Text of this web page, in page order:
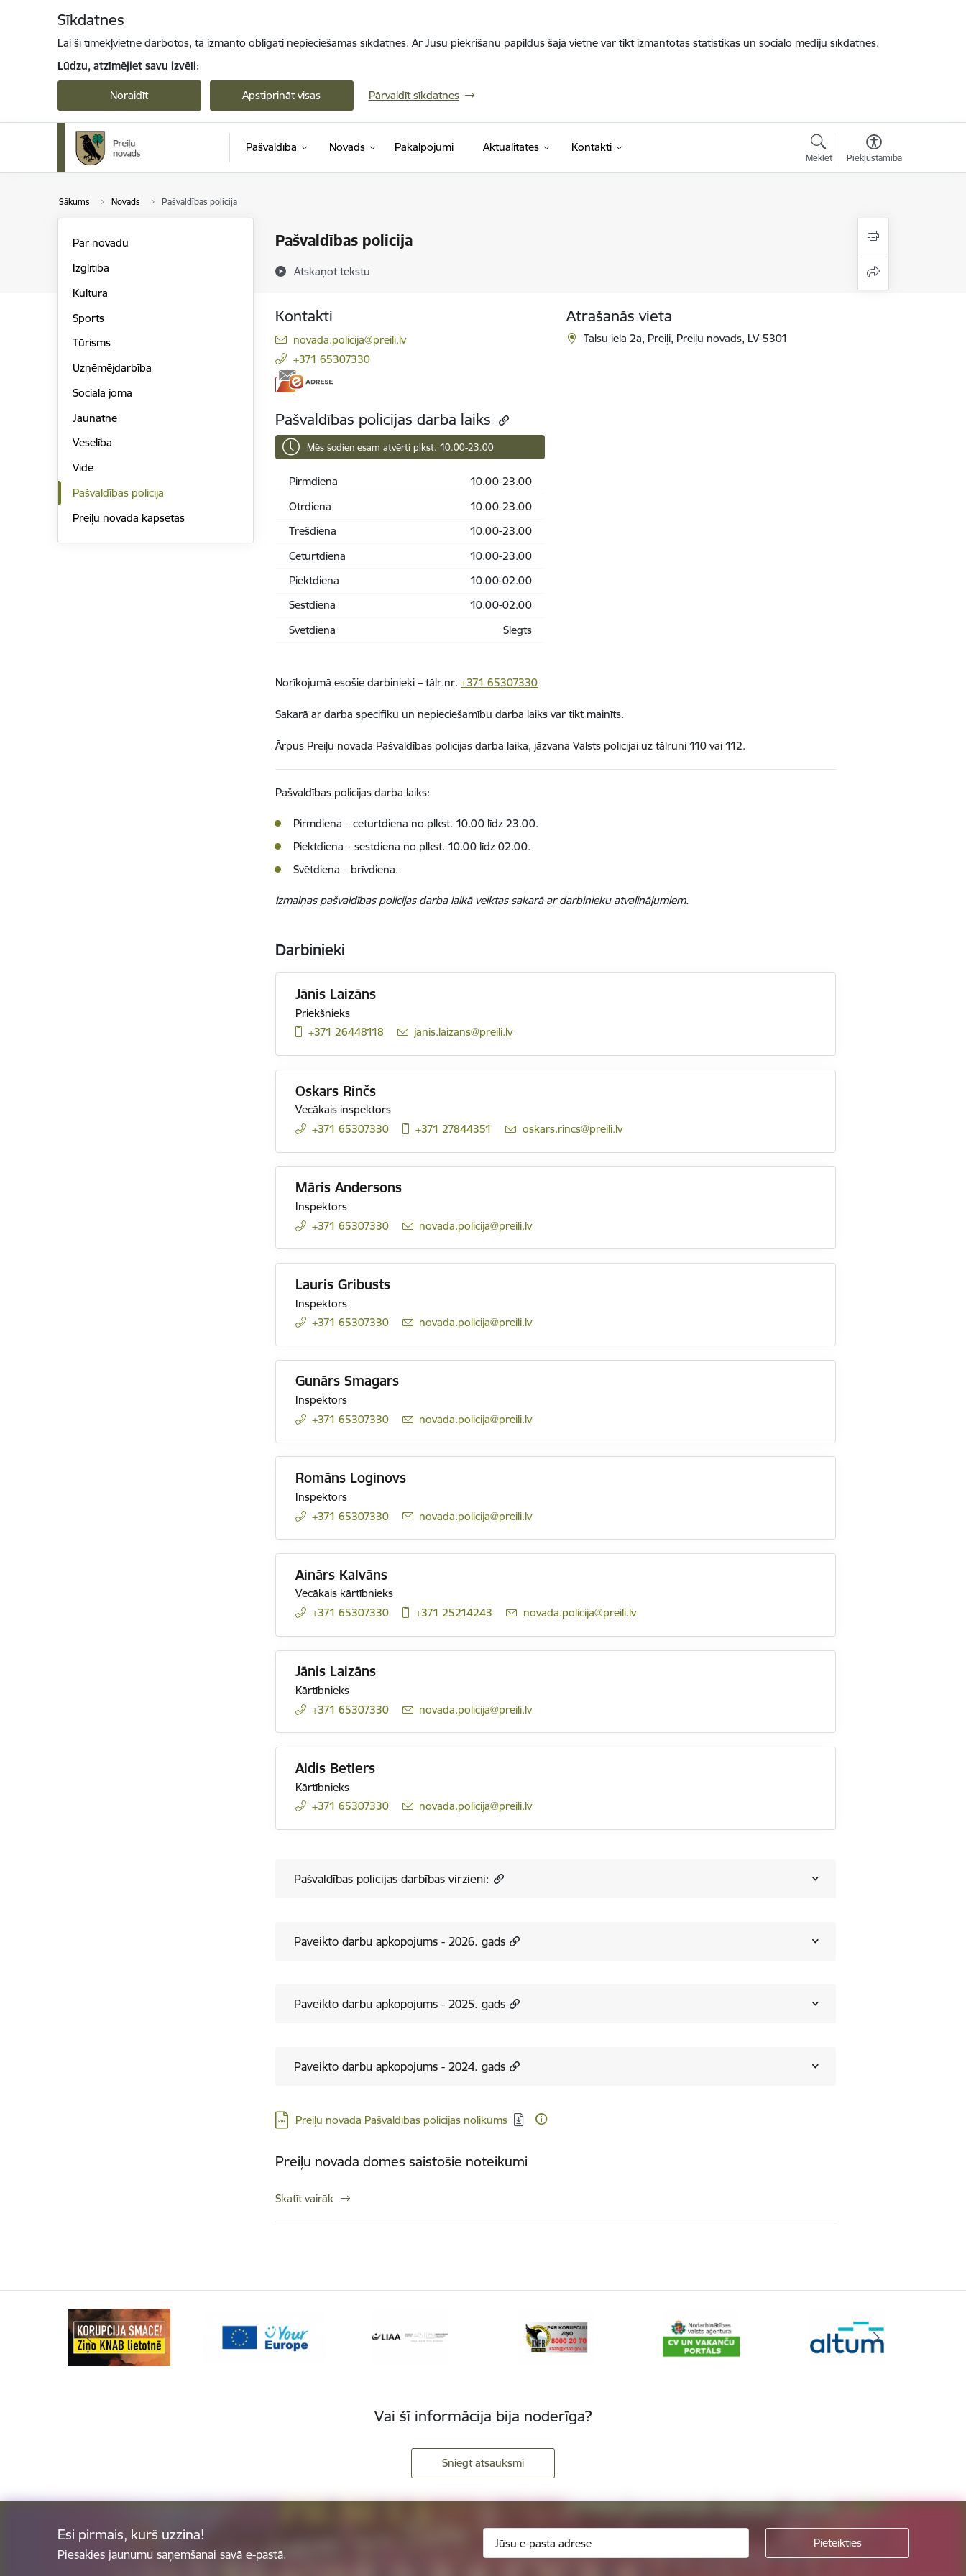
Sīkdatnes
Lai šī tīmekļvietne darbotos, tā izmanto obligāti nepieciešamās sīkdatnes. Ar Jūsu piekrišanu papildus šajā vietnē var tikt izmantotas statistikas un sociālo mediju sīkdatnes.
Lūdzu, atzīmējiet savu izvēli:
Noraidīt Apstiprināt visas Pārvaldīt sīkdatnes
Pašvaldība Novads Pakalpojumi Aktualitātes Kontakti
Meklēt Piekļūstamība
Sākums Novads Pašvaldības policija
Pašvaldības policija
Atskaņot tekstu
Par novadu
Izglītība
Kultūra
Sports
Tūrisms
Uzņēmējdarbība
Sociālā joma
Jaunatne
Veselība
Vide
Pašvaldības policija
Preiļu novada kapsētas
Kontakti
E-pasts:
novada.policija@preili.lv
+371 65307330
Atrašanās vieta
Talsu iela 2a, Preiļi, Preiļu novads, LV-5301
Pašvaldības policijas darba laiks
Mēs šodien esam atvērti plkst. 10.00-23.00
Pirmdiena
10.00-23.00
Otrdiena
10.00-23.00
Trešdiena
10.00-23.00
Ceturtdiena
10.00-23.00
Piektdiena
10.00-02.00
Sestdiena
10.00-02.00
Svētdiena
Slēgts
Norīkojumā esošie darbinieki – tālr.nr.+371 65307330
Sakarā ar darba specifiku un nepieciešamību darba laiks var tikt mainīts.
Ārpus Preiļu novada Pašvaldības policijas darba laika, jāzvana Valsts policijai uz tālruni 110 vai 112.
Pašvaldības policijas darba laiks:
Pirmdiena – ceturtdiena no plkst. 10.00 līdz 23.00.
Piektdiena – sestdiena no plkst. 10.00 līdz 02.00.
Svētdiena – brīvdiena.
Izmaiņas pašvaldības policijas darba laikā veiktas sakarā ar darbinieku atvaļinājumiem.
Darbinieki
Jānis Laizāns
Priekšnieks
+371 26448118
E-pasts:
janis.laizans@preili.lv
Oskars Rinčs
Vecākais inspektors
+371 65307330
+371 27844351 E-pasts:
oskars.rincs@preili.lv
Māris Andersons
Inspektors
+371 65307330
E-pasts:
novada.policija@preili.lv
Lauris Gribusts
Inspektors
+371 65307330
E-pasts:
novada.policija@preili.lv
Gunārs Smagars
Inspektors
+371 65307330
E-pasts:
novada.policija@preili.lv
Romāns Loginovs
Inspektors
+371 65307330
E-pasts:
novada.policija@preili.lv
Ainārs Kalvāns
Vecākais kārtībnieks
+371 65307330
+371 25214243 E-pasts:
novada.policija@preili.lv
Jānis Laizāns
Kārtībnieks
+371 65307330
E-pasts:
novada.policija@preili.lv
Aldis Betlers
Kārtībnieks
+371 65307330
E-pasts:
novada.policija@preili.lv
Pašvaldības policijas darbības virzieni:
Paveikto darbu apkopojums - 2026. gads
Paveikto darbu apkopojums - 2025. gads
Paveikto darbu apkopojums - 2024. gads
Lejupielādēt:
Preiļu novada Pašvaldības policijas nolikums
Preiļu novada domes saistošie noteikumi
Skatīt vairāk
Vai šī informācija bija noderīga?
Sniegt atsauksmi
Esi pirmais, kurš uzzina!
Piesakies jaunumu saņemšanai savā e-pastā.